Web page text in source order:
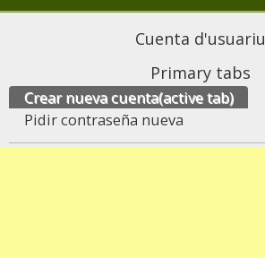
Cuenta d'usuariu
Primary tabs
Crear nueva cuenta(active tab)
Pidir contraseña nueva